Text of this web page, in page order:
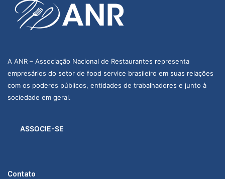
A ANR – Associação Nacional de Restaurantes representa
empresários do setor de food service brasileiro em suas relações
com os poderes públicos, entidades de trabalhadores e junto à
sociedade em geral.
ASSOCIE-SE
Contato